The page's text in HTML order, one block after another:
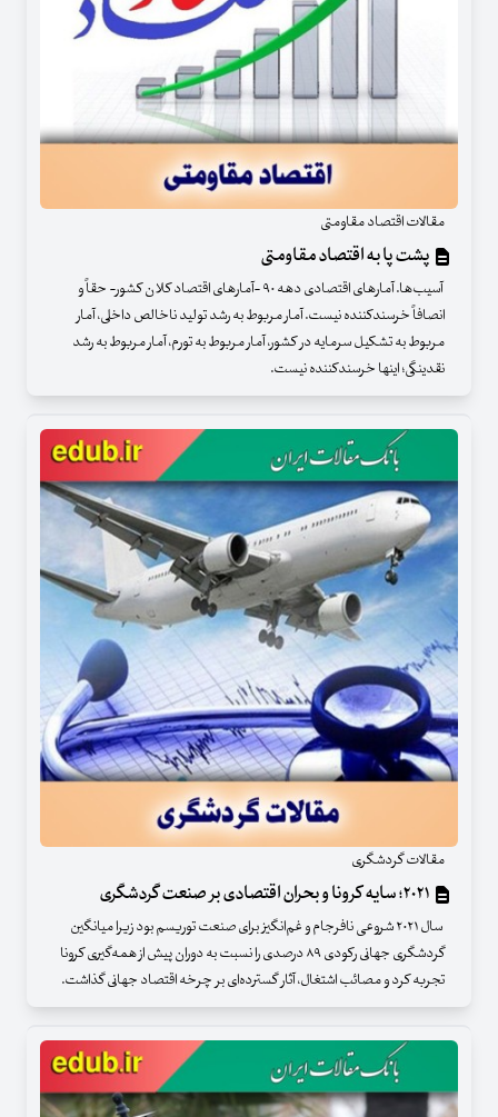
مقالات اقتصاد مقاومتی
پشت پا به اقتصاد مقاومتی
آسیب‌ها. آمارهای اقتصادی دهه ۹۰ -آمارهای اقتصاد کلان کشور- حقاً و
انصافاً خرسندکننده نیست. آمار مربوط به رشد تولید ناخالص داخلی، آمار
مربوط به تشکیل سرمایه در کشور، آمار مربوط به تورم، آمار مربوط به رشد
نقدینگی؛ اینها خرسندکننده نیست.
مقالات گردشگری
سال ۲۰۲۱ شروعی نافرجام و غم‌انگیز برای صنعت توریسم بود زیرا میانگین
گردشگری جهانی رکودی ۸۹ درصدی را نسبت به دوران پیش از همه‌گیری کرونا
تجربه کرد و مصائب اشتغال، آثار گسترده‌ای بر چرخه اقتصاد جهانی گذاشت.